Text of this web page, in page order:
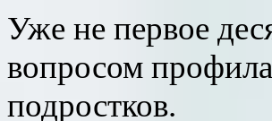
Уже не первое
вопросом
подростков.